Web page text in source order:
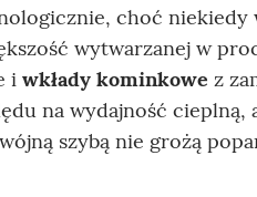
choć
wytwarzanej w
i wkłady kominkowe z
na wydajność
szybą nie grożą